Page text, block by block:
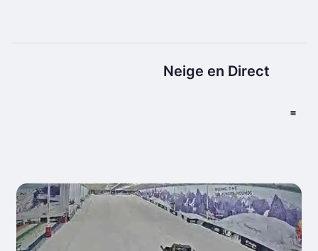
Neige en Direct